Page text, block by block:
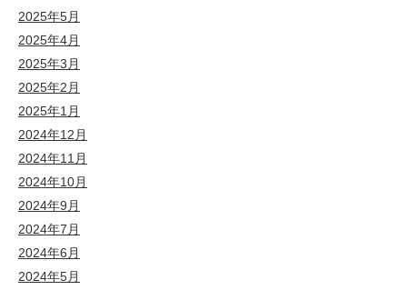
2025年5月
2025年4月
2025年3月
2025年2月
2025年1月
2024年12月
2024年11月
2024年10月
2024年9月
2024年7月
2024年6月
2024年5月